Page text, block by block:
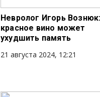
Невролог Игорь
красное вино может
ухудшить память
21 августа 2024, 12:21